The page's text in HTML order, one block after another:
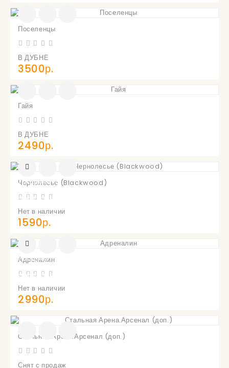
Поселенцы
В ДУБНЕ
3500р.
Гайя
В ДУБНЕ
2490р.
Чернолесье (Blackwood)
Нет в наличии
1590р.
УВЕДОМИТЬ
ПОСТУПЛЕНИИ
Адреналин
Нет в наличии
2990р.
УВЕДОМИТЬ
ПОСТУПЛЕНИИ
Стальная Арена.Арсенал (доп.)
Снят с продаж